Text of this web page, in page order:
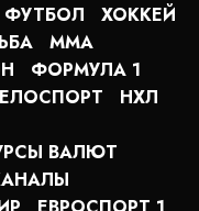
ФУТБОЛ
ХОККЕЙ
MMA
ФОРМУЛА 1
НХЛ
ВАЛЮТ